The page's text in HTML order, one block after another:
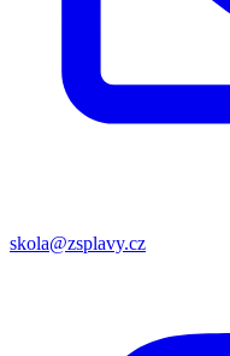
skola@zsplavy.cz